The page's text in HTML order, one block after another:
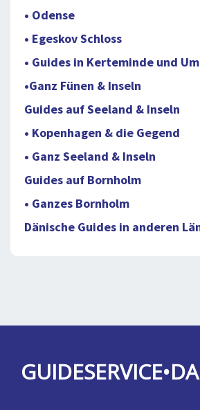
• Odense
• Egeskov Schloss
• Guides in Kerteminde und
•Ganz Fünen & Inseln
Guides auf Seeland & Inseln
• Kopenhagen & die Gegend
• Ganz Seeland & Inseln
Guides auf Bornholm
• Ganzes Bornholm
Dänische Guides in anderen